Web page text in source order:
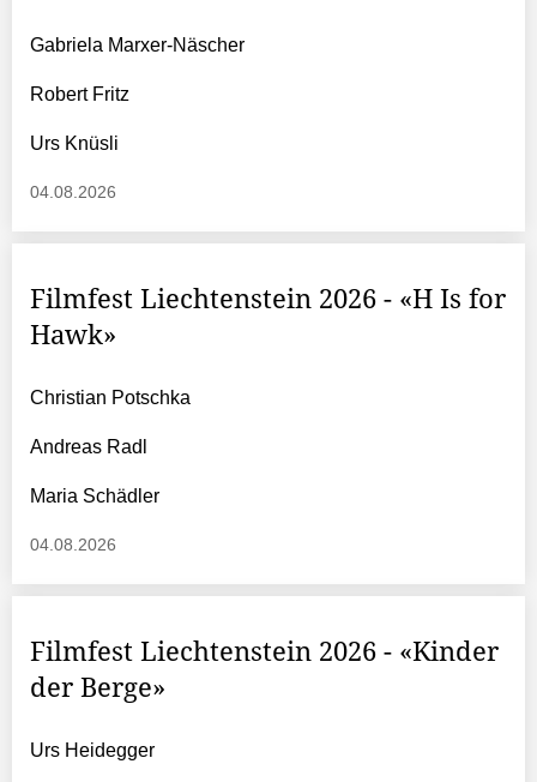
Gabriela Marxer-Näscher
Robert Fritz
Urs Knüsli
04.08.2026
Filmfest Liechtenstein 2026 - «H Is for
Hawk»
Christian Potschka
Andreas Radl
Maria Schädler
04.08.2026
Filmfest Liechtenstein 2026 - «Kinder
der Berge»
Urs Heidegger